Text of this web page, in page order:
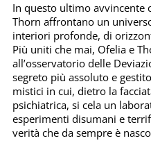
In questo ultimo avvincente
Thorn affrontano un
interiori profonde, di
Più uniti che mai, Ofelia e
all’osservatorio delle
segreto più assoluto e
mistici in cui, dietro la
psichiatrica, si cela un
esperimenti disumani e
verità che da sempre è